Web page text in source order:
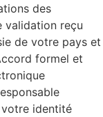
des
validation reçu
de votre pays et
formel et
identité